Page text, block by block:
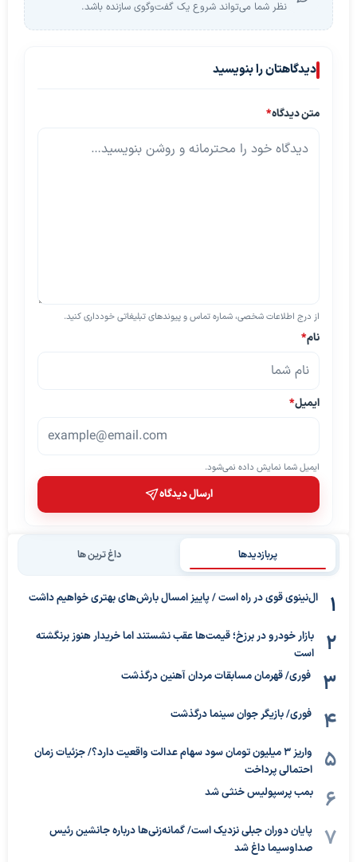
نظر شما می‌تواند شروع یک گفت‌وگوی سازنده باشد.
دیدگاهتان را بنویسید
متن دیدگاه*
از درج اطلاعات شخصی، شماره تماس و پیوندهای تبلیغاتی خودداری کنید.
نام*
ایمیل*
ایمیل شما نمایش داده نمی‌شود.
ارسال دیدگاه
پربازدیدها داغ ترین ها
ال‌نینوی قوی در راه است / پاییز امسال بارش‌های بهتری خواهیم داشت
بازار خودرو در برزخ؛ قیمت‌ها عقب نشستند اما خریدار هنوز برنگشته
است
فوری/ قهرمان مسابقات مردان آهنین درگذشت
فوری/ بازیگر جوان سینما درگذشت
واریز ۳ میلیون تومان سود سهام عدالت واقعیت دارد؟/ جزئیات زمان
احتمالی پرداخت
بمب پرسپولیس خنثی شد
پایان دوران جبلی نزدیک است/ گمانه‌زنی‌ها درباره جانشین رئیس
صداوسیما داغ شد